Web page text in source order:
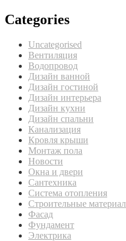
Categories
Uncategorised
Вентиляция
Водопровод
Дизайн ванной
Дизайн гостиной
Дизайн интерьера
Дизайн кухни
Дизайн спальни
Канализация
Кровля крыши
Монтаж пола
Новости
Окна и двери
Сантехника
Система отопления
Строительные
Фасад
Фундамент
Электрика